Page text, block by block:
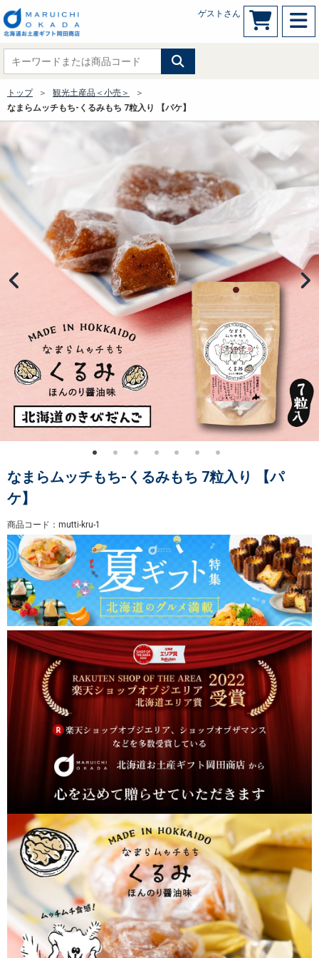
ゲストさん
トップ
観光土産品＜小売＞
なまらムッチもち-くるみもち 7粒入り 【パケ】
なまらムッチもち-くるみもち 7粒入り 【パ
ケ】
商品コード：mutti-kru-1